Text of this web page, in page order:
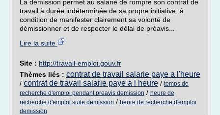
La démission permet au salarié de rompre son contrat de
travail à durée indéterminée de sa propre initiative, à
condition de manifester clairement sa volonté de
démissionner et de respecter le délai de préavis...
Lire la suite
Site : http://travail-emploi.gouv.fr
Thèmes liés : contrat de travail salarie paye a l'heure
/ contrat de travail salarie paye a l heure / temps de
recherche d'emploi pendant preavis demission / heure de
recherche d'emploi suite demission / heure de recherche d'emploi
demission